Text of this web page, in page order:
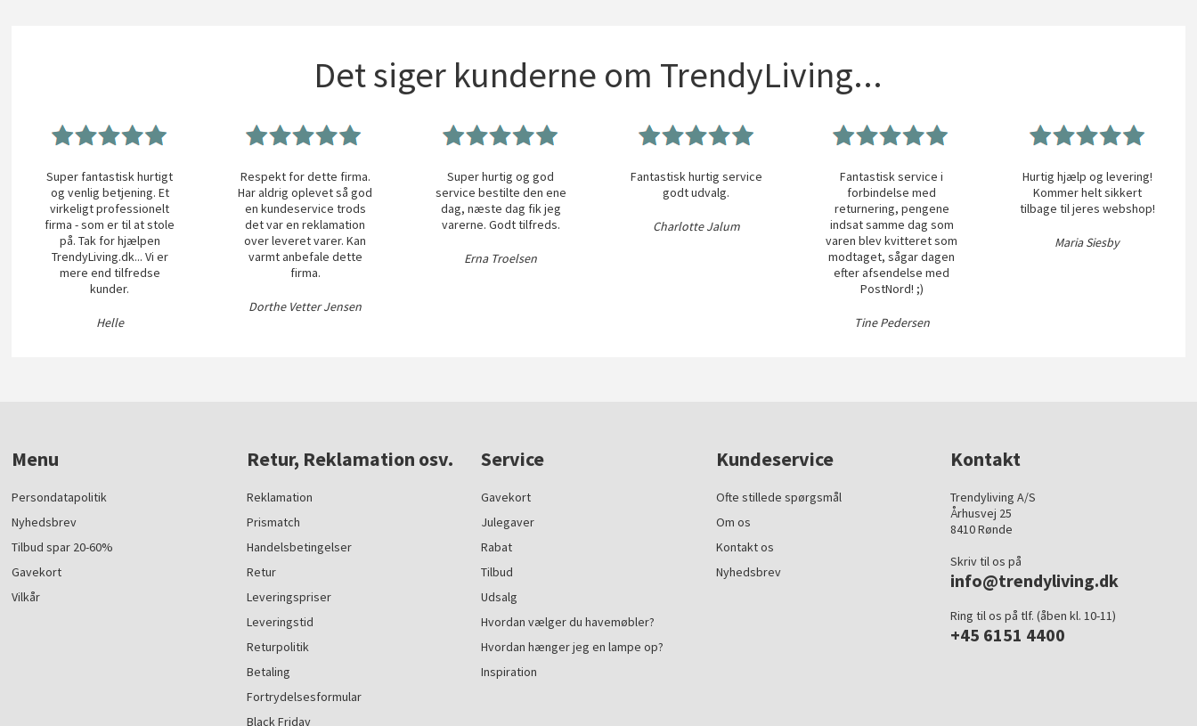
Det siger kunderne om TrendyLiving...
Super fantastisk hurtigt
og venlig betjening. Et
virkeligt professionelt
firma - som er til at stole
på. Tak for hjælpen
TrendyLiving.dk... Vi er
mere end tilfredse
kunder.
Helle
Respekt for dette firma.
Har aldrig oplevet så god
en kundeservice trods
det var en reklamation
over leveret varer. Kan
varmt anbefale dette
firma.
Dorthe Vetter Jensen
Super hurtig og god
service bestilte den ene
dag, næste dag fik jeg
varerne. Godt tilfreds.
Erna Troelsen
Fantastisk hurtig service
godt udvalg.
Charlotte Jalum
Fantastisk service i
forbindelse med
returnering, pengene
indsat samme dag som
varen blev kvitteret som
modtaget, sågar dagen
efter afsendelse med
PostNord! ;)
Tine Pedersen
Hurtig hjælp og levering!
Kommer helt sikkert
tilbage til jeres webshop!
Maria Siesby
Menu
Persondatapolitik
Nyhedsbrev
Tilbud spar 20-60%
Gavekort
Vilkår
Retur, Reklamation osv.
Reklamation
Prismatch
Handelsbetingelser
Retur
Leveringspriser
Leveringstid
Returpolitik
Betaling
Fortrydelsesformular
Black Friday
Service
Gavekort
Julegaver
Rabat
Tilbud
Udsalg
Hvordan vælger du havemøbler?
Hvordan hænger jeg en lampe op?
Inspiration
Kundeservice
Ofte stillede spørgsmål
Om os
Kontakt os
Nyhedsbrev
Kontakt
Trendyliving A/S
Århusvej 25
8410 Rønde
Skriv til os på
info@trendyliving.dk
Ring til os på tlf. (åben kl. 10-11)
+45 6151 4400